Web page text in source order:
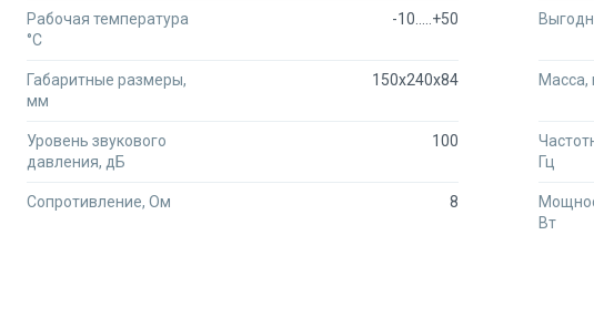
организации.
Широкий профильный ассортимент: в каталоге более 450 000 товаров, из
Возможность запросить персональную скидку на крупный объем через
Бесплатная доставка по Москве и выгодные тарифы для отправки в регионы.
специалисты оперативно свяжутся с продавцом по вашему вопросу.
Рабочая температура
°C
-10.....+50
Габаритные размеры,
мм
150x240x84 Масса,
Уровень звукового
давления, дБ
100
Гц
Сопротивление, Ом 8
Вт